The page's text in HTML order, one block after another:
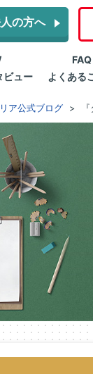
の方へ
ビュー
FAQ
よくある
ア公式ブログ